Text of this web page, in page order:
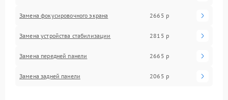
Замена фокусировочного экрана 2665 р
Замена устройства стабилизации 2815 р
Замена передней панели 2665 р
Замена задней панели 2065 р